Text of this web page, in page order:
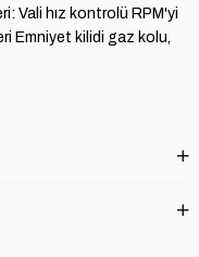
Vali hız kontrolü RPM'yi
Emniyet kilidi gaz kolu,